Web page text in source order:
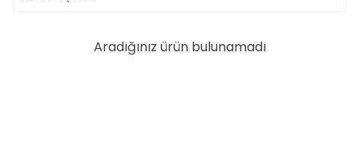
Aradığınız ürün bulunamadı